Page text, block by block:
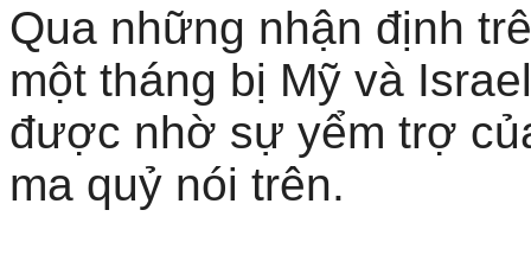
Qua những nhận định
một tháng bị Mỹ và
được nhờ sự yểm trợ
ma quỷ nói trên.